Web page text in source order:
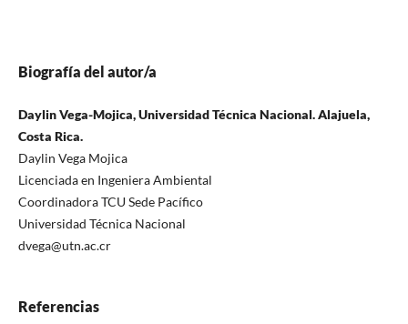
Biografía del autor/a
Daylin Vega-Mojica, Universidad Técnica Nacional. Alajuela,
Costa Rica.
Daylin Vega Mojica
Licenciada en Ingeniera Ambiental
Coordinadora TCU Sede Pacífico
Universidad Técnica Nacional
dvega@utn.ac.cr
Referencias